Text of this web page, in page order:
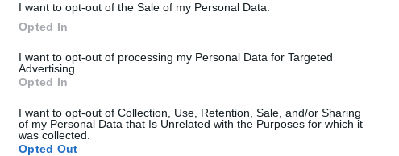
I want to opt-out of the Sale of my Personal Data.
Opted In
I want to opt-out of processing my Personal Data for Targeted
Advertising.
Opted In
I want to opt-out of Collection, Use, Retention, Sale, and/or Sharing
of my Personal Data that Is Unrelated with the Purposes for which it
was collected.
Opted Out